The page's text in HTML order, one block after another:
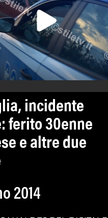
incidente
ferito 30enne
e altre due
2014